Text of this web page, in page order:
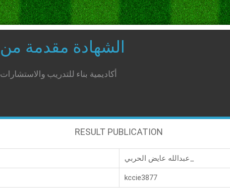
الشهادة مقدمة من
أكاديمية بناء للتدريب والاستشارات
RESULT PUBLICATION
kccie3877